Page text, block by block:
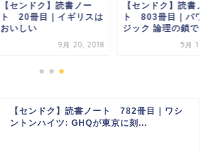
【センドク】読書ノー
ト 20冊目｜イギリスは
おいしい
9月 20, 2018
【センドク】読書ノ
ト 803冊目｜パワ
ジック 論理の鎖で
5月 17,
【センドク】読書ノート 782冊目｜ワシ
ントンハイツ: GHQが東京に刻...